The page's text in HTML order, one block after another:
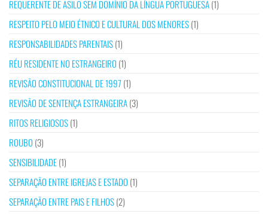
REQUERENTE DE ASILO SEM DOMÍNIO DA LÍNGUA PORTUGUESA(1)
RESPEITO PELO MEIO ÉTNICO E CULTURAL DOS MENORES(1)
RESPONSABILIDADES PARENTAIS(1)
RÉU RESIDENTE NO ESTRANGEIRO (1)
REVISÃO CONSTITUCIONAL DE 1997 (1)
REVISÃO DE SENTENÇA ESTRANGEIRA(3)
RITOS RELIGIOSOS(1)
ROUBO (3)
SENSIBILIDADE(1)
SEPARAÇÃO ENTRE IGREJAS E ESTADO (1)
SEPARAÇÃO ENTRE PAIS E FILHOS(2)